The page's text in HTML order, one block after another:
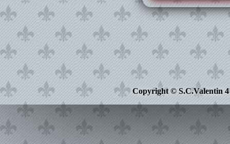
Copyright © S.C.Valentin